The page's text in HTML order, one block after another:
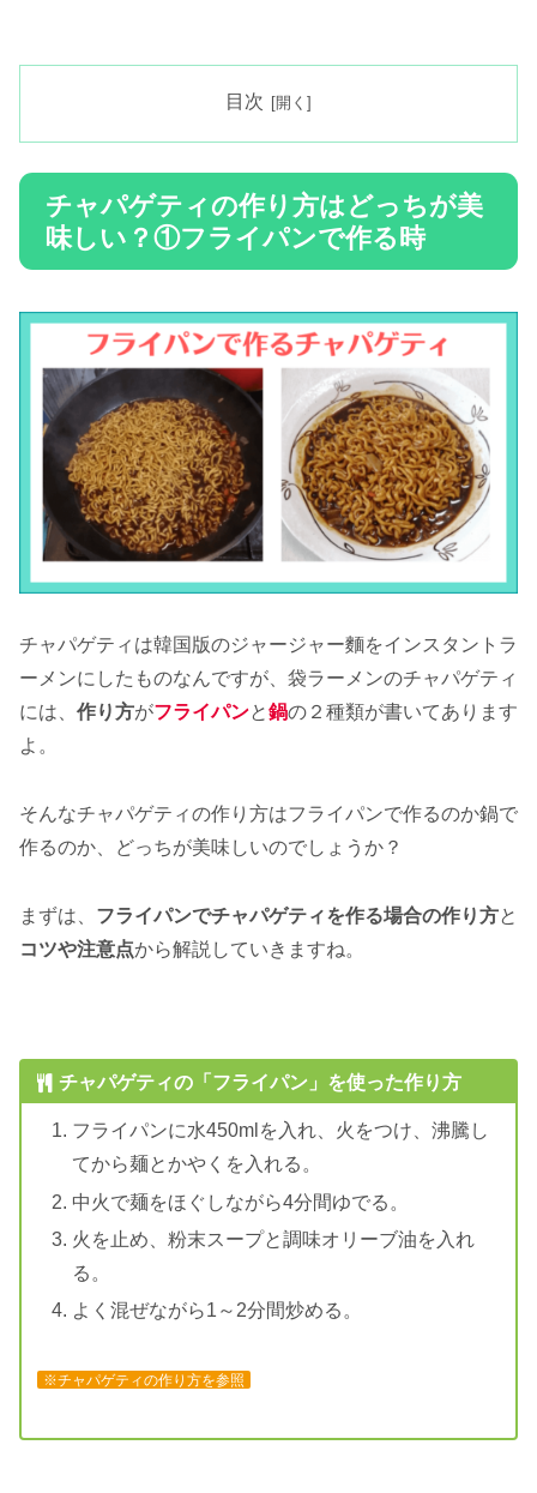
目次
チャパゲティの作り方はどっちが美
味しい？①フライパンで作る時
チャパゲティは韓国版のジャージャー麵をインスタントラ
ーメンにしたものなんですが、袋ラーメンのチャパゲティ
には、 作り方がフライパンと鍋の２種類が書いてあります
よ。
そんなチャパゲティの作り方はフライパンで作るのか鍋で
作るのか、どっちが美味しいのでしょうか？
まずは、 フライパンでチャパゲティを作る場合の作り方と
コツや注意点から解説していきますね。
チャパゲティの「フライパン」を使った作り方
フライパンに水450mlを入れ、火をつけ、沸騰し
てから麺とかやくを入れる。
中火で麺をほぐしながら4分間ゆでる。
火を止め、粉末スープと調味オリーブ油を入れ
る。
よく混ぜながら1～2分間炒める。
※チャパゲティの作り方を参照